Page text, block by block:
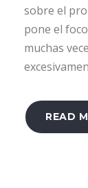
sobre el
pone el
muchas
READ